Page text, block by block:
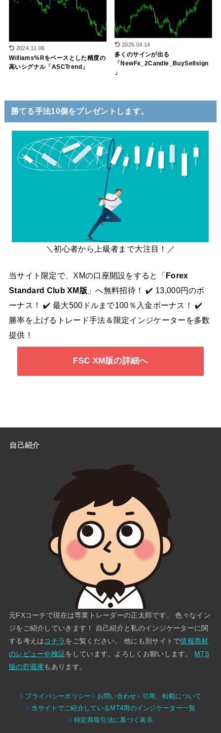
2024.11.06
Williams%Rをベースとした精度の
高いシグナル「ASCTrend」
2025.04.14
多くのサインが出る
「NewFx_2Candle_BuySellsign
」
勝てる手法10個をプレゼントします。
＼初心者から上級者まで大注目！／
当サイト限定で、XMの口座開設をすると「 Forex
Standard Club XM版 」へ無料招待！ ✔️ 13,000円のボ
ーナス！ ✔️ 最大500ドルまで100％入金ボーナス！ ✔️
勝率を上げるトレード手法＆限定インジケーターを多数
提供！
FSC XM版の詳細へ
自己紹介
元FXコーチで現在は専業トレーダーの正太郎です。 色々なイン
ジをご紹介していきます！ 自己紹介と私のインジケーターに関
する考えはコチラをご覧ください。 他にも別サイトで情報商材
のレビューや検証をしています。よろしくお願いします。 MT5
版の貯蔵庫もあります。
プライバシーポリシー お問い合わせ
引用、転載について
当サイトでご紹介しているMT4用のインジケーター一覧
特定商取引法に基づく表示